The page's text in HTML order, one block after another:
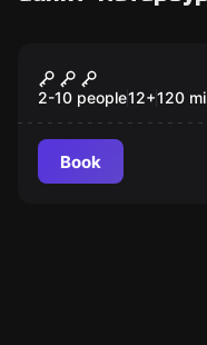
Popular
Zero Line
2-10 people12+120
Book